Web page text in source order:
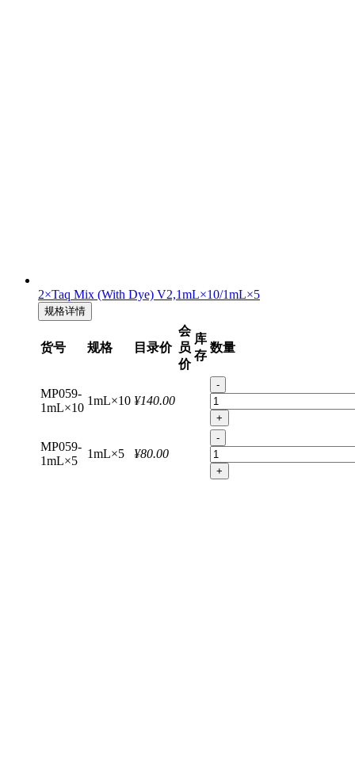
2×Taq Mix (With Dye) V2,1mL×10/1mL×5
规格详情
货号 规格 目录价
会
员
价
库
存
数量
MP059-
1mL×10
1mL×10 ¥140.00
-
+
MP059-
1mL×5
1mL×5 ¥80.00
-
+